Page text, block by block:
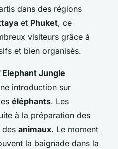
dans des régions
et Phuket, ce
visiteurs grâce à
et bien organisés.
Elephant Jungle
introduction sur
éléphants. Les
à la préparation des
animaux. Le moment
la baignade dans la